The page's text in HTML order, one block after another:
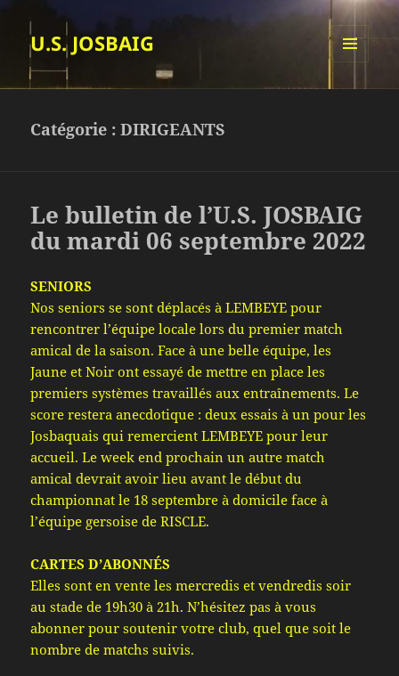
U.S. JOSBAIG
ET
Catégorie :DIRIGEANTS
Le bulletin de l’U.S. JOSBAIG
du mardi 06 septembre 2022
SENIORS
Nos seniors se sont déplacés à LEMBEYE pour
rencontrer l’équipe locale lors du premier match
amical de la saison. Face à une belle équipe, les
Jaune et Noir ont essayé de mettre en place les
premiers systèmes travaillés aux entraînements. Le
score restera anecdotique : deux essais à un pour les
Josbaquais qui remercient LEMBEYE pour leur
accueil. Le week end prochain un autre match
amical devrait avoir lieu avant le début du
championnat le 18 septembre à domicile face à
l’équipe gersoise de RISCLE.
CARTES D’ABONNÉS
Elles sont en vente les mercredis et vendredis soir
au stade de 19h30 à 21h. N’hésitez pas à vous
abonner pour soutenir votre club, quel que soit le
nombre de matchs suivis.